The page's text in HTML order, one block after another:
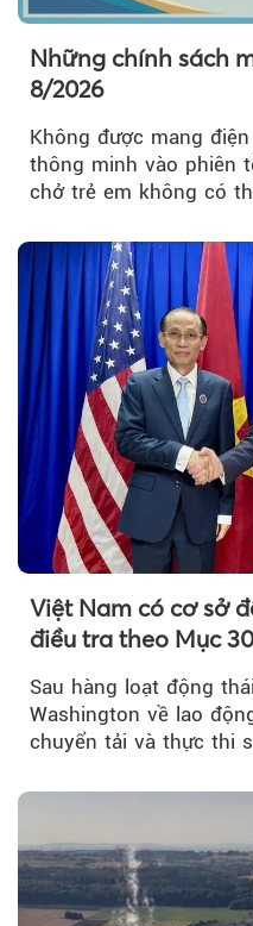
Những chính sách
8/2026
Không được mang
thông minh vào phiên
chở trẻ em không có
với Bộ Công an… là
hiệu lực từ tháng 8/
Việt Nam có cơ sở
điều tra theo Mục
Sau hàng loạt động
Washington về lao
chuyển tải và thực thi